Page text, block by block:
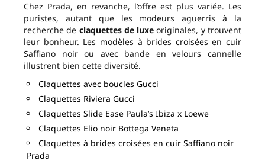
Chez Prada, en revanche, l’offre est plus variée. Les
puristes, autant que les modeurs aguerris à la
recherche de claquettes de luxe originales, y trouvent
leur bonheur. Les modèles à brides croisées en cuir
Saffiano noir ou avec bande en velours cannelle
illustrent bien cette diversité.
Claquettes avec boucles Gucci
Claquettes Riviera Gucci
Claquettes Slide Ease Paula’s Ibiza x Loewe
Claquettes Elio noir Bottega Veneta
Claquettes à brides croisées en cuir Saffiano noir
Prada